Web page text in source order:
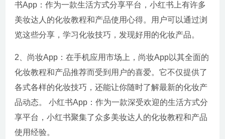
书App：作为一款生活方式分享平台，小红书上有许多
美妆达人的化妆教程和产品使用心得。用户可以通过浏
览这些分享，学习化妆技巧，发现好用的化妆产品。
2、尚妆App：在手机应用市场上，尚妆App以其全面的
化妆教程和产品推荐而受到用户的喜爱。它不仅提供了
各式各样的化妆技巧，还能让你随时了解最新的化妆产
品动态。 小红书App：作为一款深受欢迎的生活方式分
享平台，小红书聚集了众多美妆达人的化妆教程和产品
使用经验。